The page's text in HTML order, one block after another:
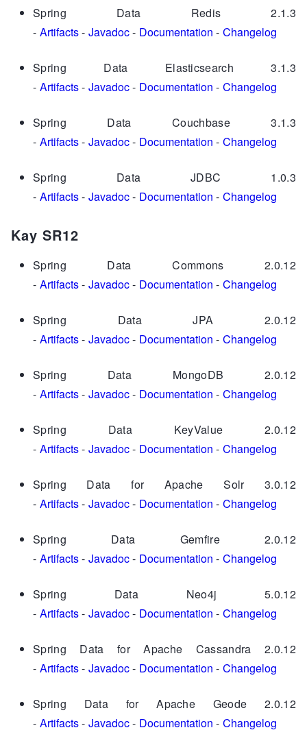
Spring Data Redis 2.1.3
- Artifacts- Javadoc- Documentation - Changelog
Spring Data Elasticsearch 3.1.3
- Artifacts- Javadoc- Documentation - Changelog
Spring Data Couchbase 3.1.3
- Artifacts- Javadoc- Documentation - Changelog
Spring Data JDBC 1.0.3
- Artifacts- Javadoc- Documentation - Changelog
Kay SR12
Spring Data Commons 2.0.12
- Artifacts- Javadoc- Documentation - Changelog
Spring Data JPA 2.0.12
- Artifacts- Javadoc- Documentation - Changelog
Spring Data MongoDB 2.0.12
- Artifacts- Javadoc- Documentation - Changelog
Spring Data KeyValue 2.0.12
- Artifacts- Javadoc- Documentation - Changelog
Spring Data for Apache Solr 3.0.12
- Artifacts- Javadoc- Documentation - Changelog
Spring Data Gemfire 2.0.12
- Artifacts- Javadoc- Documentation - Changelog
Spring Data Neo4j 5.0.12
- Artifacts- Javadoc- Documentation - Changelog
Spring Data for Apache Cassandra 2.0.12
- Artifacts- Javadoc- Documentation - Changelog
Spring Data for Apache Geode 2.0.12
- Artifacts- Javadoc- Documentation - Changelog